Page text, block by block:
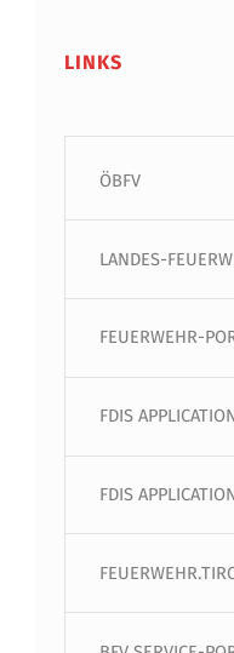
LINKS
ÖBFV
LANDES-
FEUERWEHR-
FDIS
FDIS